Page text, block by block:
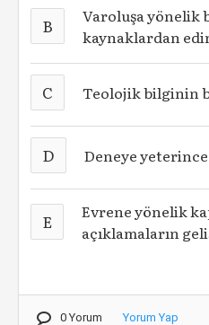
B
Varoluşa
kaynaklardan
C Teolojik bilginin
D Deneye
E
Evrene yönelik
açıklamaların
0 Yorum Yorum Yap